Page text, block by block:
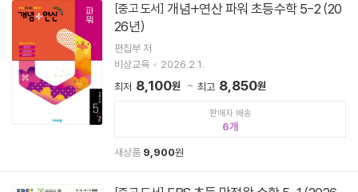
[중고 도서]
26년)
편집부 저
비상교육
2026.2.1.
최저 8,100원 최고 8,850원
판매자 배송
6
새상품 9,900원